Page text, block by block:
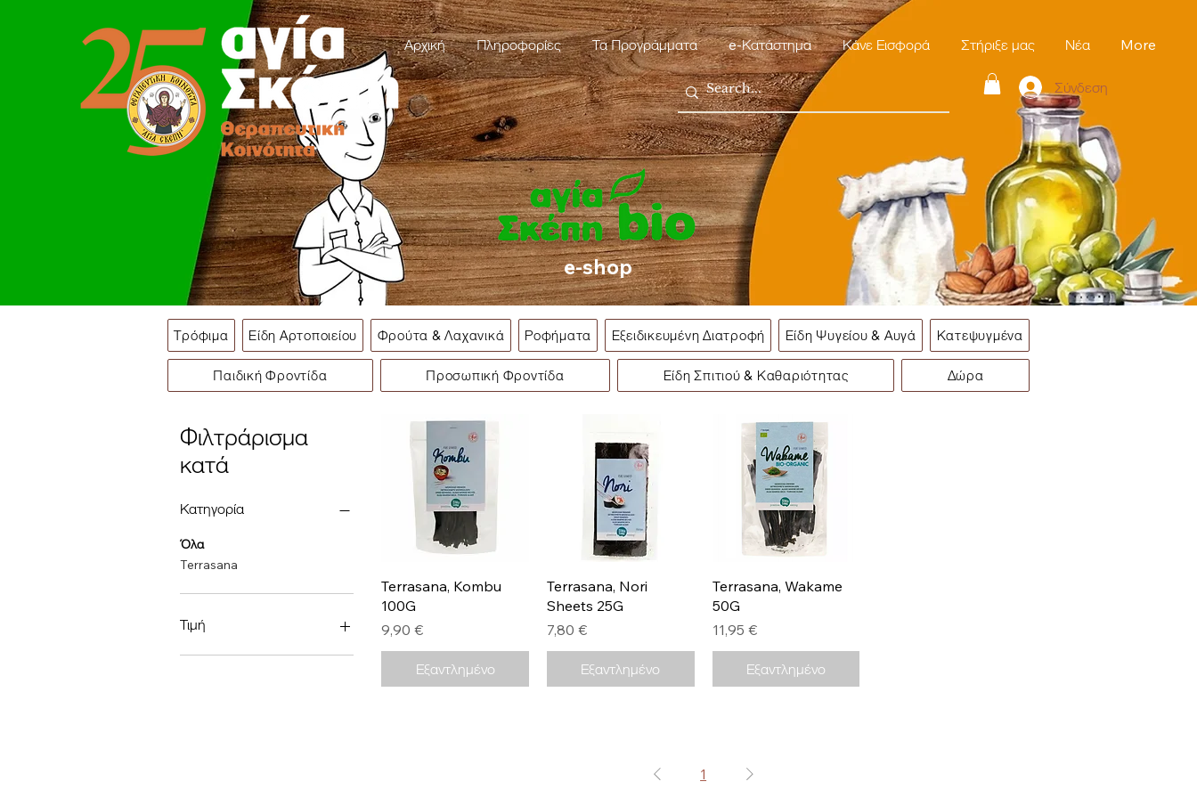
Αρχική Πληροφορίες Τα Προγράμματα e-Κατάστημα Κάνε Εισφορά Στήριξε μας Νέα More
Σύνδεση
e-shop
Τρόφιμα Είδη Αρτοποιείου Φρούτα & Λαχανικά Ροφήματα Εξειδικευμένη Διατροφή Είδη Ψυγείου & Αυγά Κατεψυγμένα
Παιδική Φροντίδα Προσωπική Φροντίδα Είδη Σπιτιού & Καθαριότητας Δώρα
Φιλτράρισμα
κατά
Κατηγορία
Όλα
Terrasana
Τιμή
Γρήγορη προβολή
Terrasana, Kombu
100G
Τιμή
9,90 €
Εξαντλημένο
Γρήγορη προβολή
Terrasana, Nori
Sheets 25G
Τιμή
7,80 €
Εξαντλημένο
Γρήγορη προβολή
Terrasana, Wakame
50G
Τιμή
11,95 €
Εξαντλημένο
1